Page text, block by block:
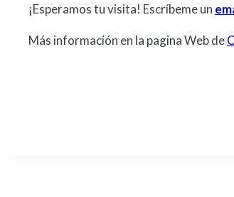
¡Esperamos tu visita! Escríbeme un
Más información en la pagina Web de